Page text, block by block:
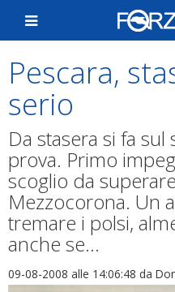
Pescara,
serio
Da stasera si fa
prova. Primo
scoglio da
Mezzocorona. Un
tremare i polsi,
anche se...
09-08-2008 alle 14:06:48 da